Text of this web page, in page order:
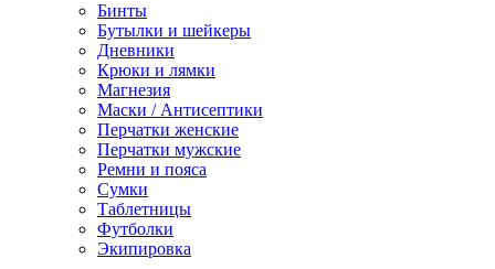
Бинты
Бутылки и шейкеры
Дневники
Крюки и лямки
Магнезия
Маски / Антисептики
Перчатки женские
Перчатки мужские
Ремни и пояса
Сумки
Таблетницы
Футболки
Экипировка